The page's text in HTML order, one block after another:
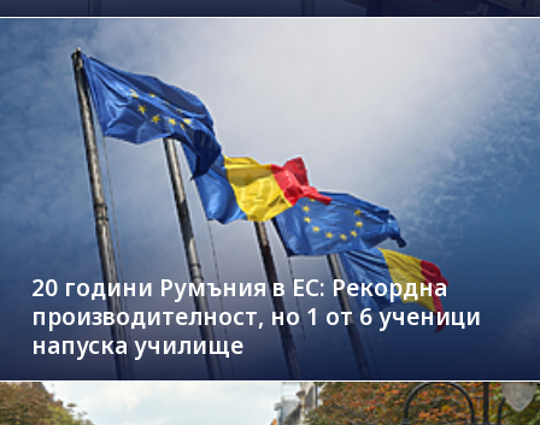
20 години Румъния в ЕС: Рекордна
производителност, но 1 от 6 ученици
напуска училище